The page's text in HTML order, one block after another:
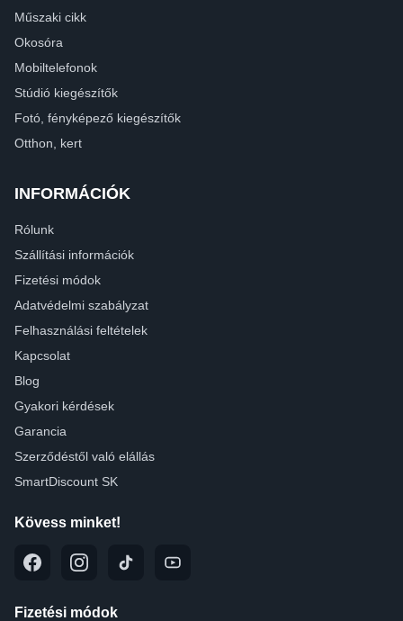
Műszaki cikk
Okosóra
Mobiltelefonok
Stúdió kiegészítők
Fotó, fényképező kiegészítők
Otthon, kert
INFORMÁCIÓK
Rólunk
Szállítási információk
Fizetési módok
Adatvédelmi szabályzat
Felhasználási feltételek
Kapcsolat
Blog
Gyakori kérdések
Garancia
Szerződéstől való elállás
SmartDiscount SK
Kövess minket!
Fizetési módok